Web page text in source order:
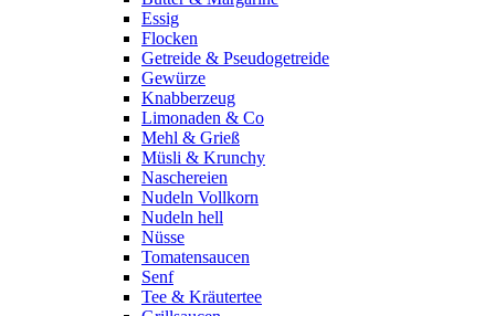
Essig
Flocken
Getreide & Pseudogetreide
Gewürze
Knabberzeug
Limonaden & Co
Mehl & Grieß
Müsli & Krunchy
Naschereien
Nudeln Vollkorn
Nudeln hell
Nüsse
Tomatensaucen
Senf
Tee & Kräutertee